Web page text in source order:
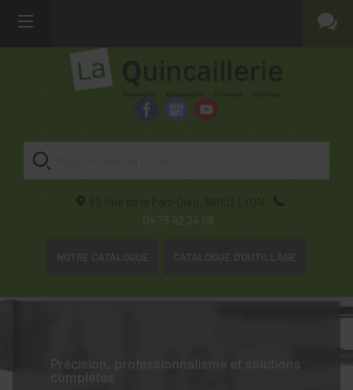
82 Rue de la Part-Dieu, 69003
LYON
04 78 42 24 08
NOTRE CATALOGUE CATALOGUE D'OUTILLAGE
Précision, professionnalisme et solutions
complètes